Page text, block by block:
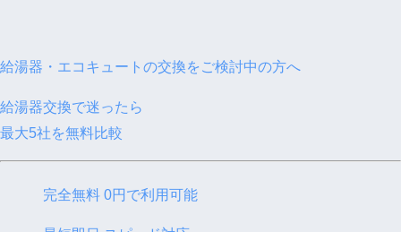
給湯器・ エコキュート の交換をご検討中の方へ
給湯器交換で迷ったら
最大5社を無料比較
完全無料 0円で利用可能